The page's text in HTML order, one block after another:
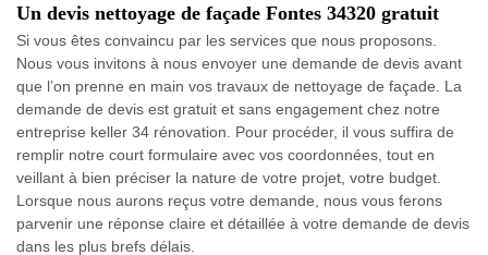
Un devis nettoyage de façade Fontes 34320 gratuit
Si vous êtes convaincu par les services que nous proposons.
Nous vous invitons à nous envoyer une demande de devis avant
que l’on prenne en main vos travaux de nettoyage de façade. La
demande de devis est gratuit et sans engagement chez notre
entreprise keller 34 rénovation. Pour procéder, il vous suffira de
remplir notre court formulaire avec vos coordonnées, tout en
veillant à bien préciser la nature de votre projet, votre budget.
Lorsque nous aurons reçus votre demande, nous vous ferons
parvenir une réponse claire et détaillée à votre demande de devis
dans les plus brefs délais.